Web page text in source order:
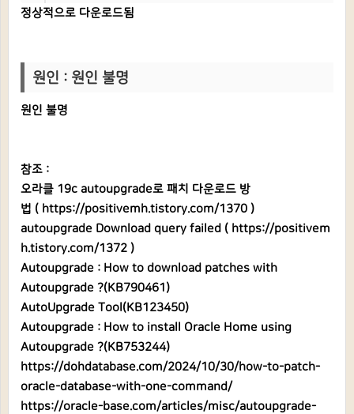
정상적으로 다운로드됨
원인 : 원인 불명
원인 불명
참조 :
오라클 19c autoupgrade로 패치 다운로드 방
법 ( https://positivemh.tistory.com/1370 )
autoupgrade Download query failed ( https://positivem
h.tistory.com/1372 )
Autoupgrade : How to download patches with
Autoupgrade ?(KB790461)
AutoUpgrade Tool(KB123450)
Autoupgrade : How to install Oracle Home using
Autoupgrade ?(KB753244)
https://dohdatabase.com/2024/10/30/how-to-patch-
oracle-database-with-one-command/
https://oracle-base.com/articles/misc/autoupgrade-